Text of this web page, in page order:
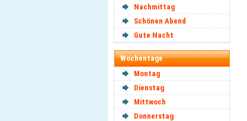
Nachmittag
Schönen Abend
Gute Nacht
Wochentage
Montag
Dienstag
Mittwoch
Donnerstag